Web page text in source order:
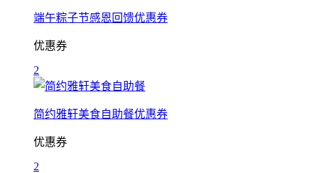
端午粽子节感恩回馈优惠券
优惠券
2
简约雅轩美食自助餐优惠券
优惠券
2